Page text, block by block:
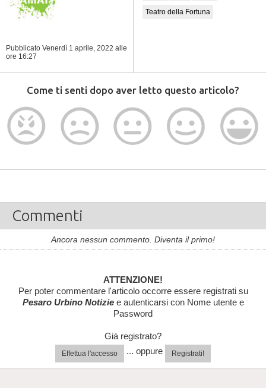
Pubblicato Venerdì 1 aprile, 2022 alle
ore 16:27
Teatro della Fortuna
Come ti senti dopo aver letto questo articolo?
Commenti
Ancora nessun commento. Diventa il primo!
ATTENZIONE!
Per poter commentare l'articolo occorre essere registrati su
Pesaro Urbino Notiziee autenticarsi con Nome utente e
Password
Già registrato?
Effettua l'accesso ... oppure Registrati!